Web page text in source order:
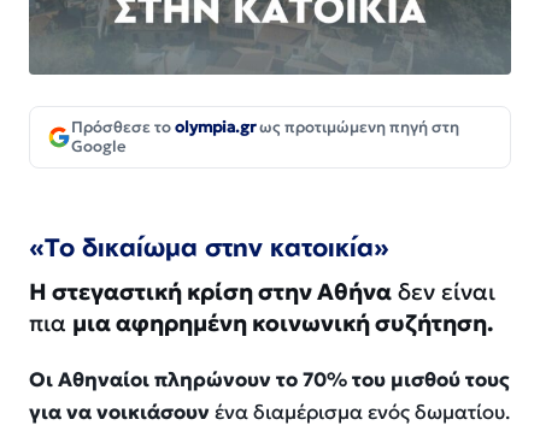
Πρόσθεσε τοolympia.grως προτιμώμενη πηγή στη
Google
«Το δικαίωμα στην κατοικία»
Η στεγαστική κρίση στην Αθήνα δεν είναι
πια μια αφηρημένη κοινωνική συζήτηση.
Οι Αθηναίοι πληρώνουν το 70% του μισθού τους
για να νοικιάσουνένα διαμέρισμα ενός δωματίου.